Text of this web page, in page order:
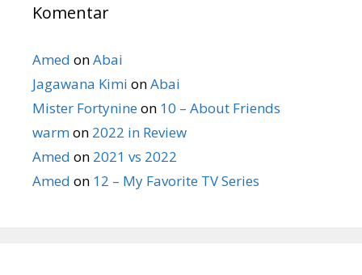
Komentar
Amed onAbai
Jagawana Kimi onAbai
Mister Fortynineon 10 – About Friends
warmon 2022 in Review
Amed on 2021 vs 2022
Amed on 12 – My Favorite TV Series